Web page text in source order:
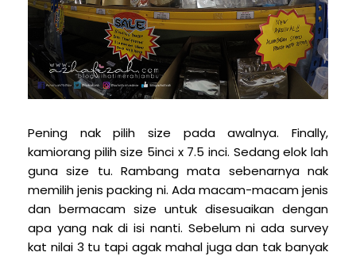
Pening nak pilih size pada awalnya. Finally,
kamiorang pilih size 5inci x 7.5 inci. Sedang elok lah
guna size tu. Rambang mata sebenarnya nak
memilih jenis packing ni. Ada macam-macam jenis
dan bermacam size untuk disesuaikan dengan
apa yang nak di isi nanti. Sebelum ni ada survey
kat nilai 3 tu tapi agak mahal juga dan tak banyak